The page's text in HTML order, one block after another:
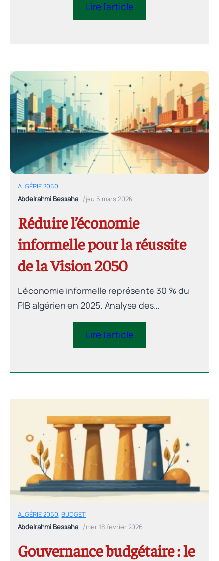
épargne ne se transforme pas suffisamment
en financement productif. Cet article
financière — marchés de capitaux, capital-
investissement, investisseurs institutionnels
— vers une économie moins dépendante de
la rente.
Lire l’article
ALGÉRIE 2050
Abdelrahmi Bessaha /jeu 5 mars 2026
Réduire l’économie
informelle pour la réussite
de la Vision 2050
L’économie informelle représente 30 % du
PIB algérien en 2025. Analyse des
mécanismes, coûts macroéconomiques et
stratégie de formalisation à l’horizon 2030.
Lire l’article
ALGÉRIE 2050, BUDGET
Abdelrahmi Bessaha /mer 18 février 2026
Gouvernance budgétaire : le